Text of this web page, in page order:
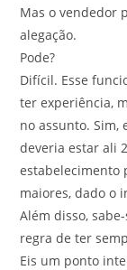
Mas o vendedor
alegação.
Pode?
Difícil. Esse
ter experiência,
no assunto. Sim,
deveria estar ali
estabelecimento
maiores, dado o
Além disso,
regra de ter
Eis um ponto